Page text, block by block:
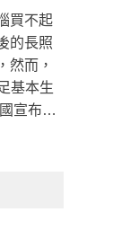
買不起
的長照
然而，
基本生
宣布了
的極端